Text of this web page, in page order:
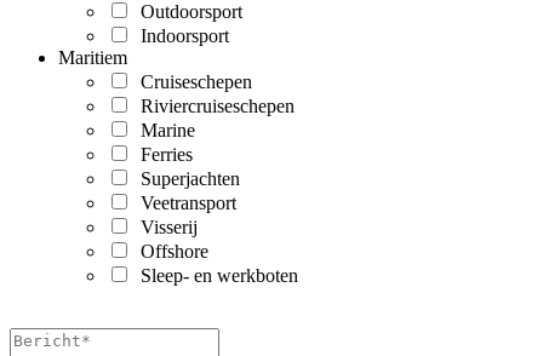
Outdoorsport
Indoorsport
Maritiem
Cruiseschepen
Riviercruiseschepen
Marine
Ferries
Superjachten
Veetransport
Visserij
Offshore
Sleep- en werkboten